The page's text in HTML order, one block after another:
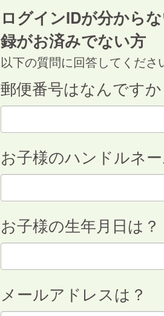
ログインIDが分から
録がお済みでない方
以下の質問に回答してくださ
郵便番号はなんですか
お子様のハンドルネ
お子様の生年月日は？
メールアドレスは？